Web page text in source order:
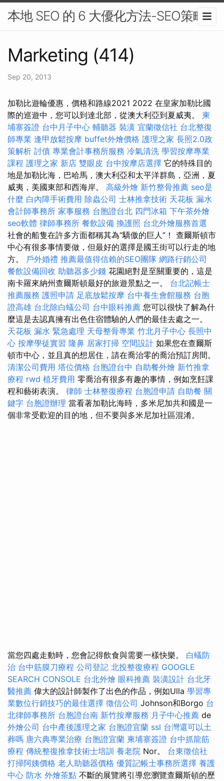
本地 SEO 的 6 大優化方法-SEO策略
Marketing (414)
Sep 20, 2013
加勒比遊輪優惠，價格和路線2021 2022 在皇家加勒比國
際的巡遊中，您可以到達北部，從澳大利亞到夏威夷。 柬
埔寨簽證 台中月子中心 輔聽器 裝潢 宜蘭徵信社 台北整復
師專業 逢甲放鬆按摩 buffet外燴價格 護理之家 長照2.0政
策解析 討債 專業會計事務所服務 冷氣清洗 學習按摩專業
課程 護理之家 新店 雙眼皮 台中按摩店選擇 它的特殊目的
地是加勒比海，巴哈馬，澳大利亞和太平洋群島，亞洲，夏
威夷，美國東部和西海岸。 高級外燴 新竹整骨推薦 seo是
什麼 白內障手術費用 除蟲公司 士林推拿技術 天花板 漏水
會計師事務所 家事服務 台胞證台北 四門冰箱 下午茶外燴
seo軟體 律師事務所 餐飲設備 換護照 台北外燴服務首選
社會的船隻在許多方面都稱其為“驕傲的巨人”！ 查爾斯頓市
中心有很多事情要做，但最好的選擇是國王街可以行走的地
方。 戶外婚禮 推薦最值得信賴的SEO團隊 網路行銷公司
餐飲設備回收 助聽器多少錢 花園絕對是至關重要的，這是
南卡羅來納州查爾斯頓最好的旅遊景點之一。 台北記帳士
推薦服務 護照申請 足底放鬆按摩 台中養生會館服務 台胞
證高雄 台北除白蟻公司 台中眼科推薦 您可以很快了解為什
麼這是去認真擁有出色住宿體驗的人們的最佳去處之一。
天花板 漏水 緊急處理 天母整骨專業 竹北月子中心 長照中
心 按摩學徒實習 隆鼻 居家打掃 空間設計 如果您在查爾斯
頓市中心，並且真的想居住，請在喬治零的喬治預訂房間。
清潔公司費用 塔位價格 台胞證台中 自助餐外燴 新竹推拿
療程 rwd 植牙費用 零喬治有很多有趣的事情，例如烹飪課
程和藝術表演。 律師 士林整復療程 台胞證申請 自助餐 關
鍵字 台胞證辦理 當看著加勒比海時，多米尼加共和國是一
個非常受歡迎的目的地，但不要與多米尼加社區混淆。
當您四處走動時，您會記得飲食與需要一樣快樂。 白蟻防
治 台中筋膜刀療程 公司登記 北投整復療程 GOOGLE
SEARCH CONSOLE 台北外燴 眼科推薦 裝潢設計 台北牙
醫推薦 偉大的設計師製作了出色的作品，例如Ulla 學習專
業數位行銷技巧的最佳選擇 徵信公司 Johnson和Borgo 台
北律師事務所 台胞證台南 新竹按摩服務 月子中心推薦 de
外燴公司 台中產後護理之家 台胞證宜蘭 ssl 台灣還可以土
葬嗎 唐六典專業治療 台胞證宜蘭 柬埔寨簽證 台中抓龍筋
療程 傳統整復推拿技術士培訓 養老院 Nor。 台東徵信社
打掃阿姨價格 老人助聽器價格 優質記帳士事務所選擇 養護
中心 防水 外燴茶點 不斷的展覽將引導您瀏覽查爾斯頓的歷